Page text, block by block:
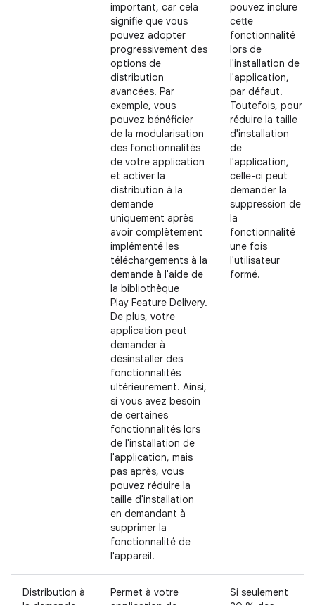
important, car cela
signifie que vous
pouvez adopter
progressivement des
options de
distribution
avancées. Par
exemple, vous
pouvez bénéficier
de la modularisation
des fonctionnalités
de votre application
et activer la
distribution à la
demande
uniquement après
avoir complètement
implémenté les
téléchargements à la
demande à l'aide de
la bibliothèque
Play Feature Delivery.
De plus, votre
application peut
demander à
désinstaller des
fonctionnalités
ultérieurement. Ainsi,
si vous avez besoin
de certaines
fonctionnalités lors
de l'installation de
l'application, mais
pas après, vous
pouvez réduire la
taille d'installation
en demandant à
supprimer la
fonctionnalité de
l'appareil.
pouvez inclure
cette
fonctionnalité
lors de
l'installation de
l'application,
par défaut.
Toutefois, pour
réduire la taille
d'installation
de
l'application,
celle-ci peut
demander la
suppression de
la
fonctionnalité
une fois
l'utilisateur
formé.
Distribution à
Permet à votre
Si seulement